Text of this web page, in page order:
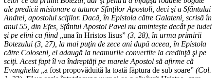
ale predicii misionare a tuturor Sfinţilor Apostoli, deci şi a Sfântului
Andrei, apostolul sciţilor. Dacă, în Epistola către Galateni, scrisă în
anul 55, din Efes, Sfântul Apostol Pavel nu aminteşte decât pe iudei
şi pe elini ca fiind „una în Hristos Iisus” (3, 28), în urma primirii
Botezului (3, 27), la mai puţin de zece ani după aceea, în Epistola
către Coloseni, el adaugă la neamurile convertite la credinţă şi pe
sciţi. Acest fapt îl va îndreptăţi pe marele Apostol să afirme că
Evanghelia „a fost propovăduită la toată făptura de sub soare” (Col.